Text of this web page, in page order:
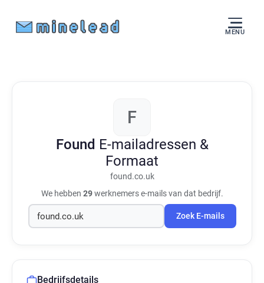
MENU
F
Found E-mailadressen &
Formaat
found.co.uk
We hebben 29werknemers e-mails van dat bedrijf.
Zoek E-mails
Bedrijfsdetails